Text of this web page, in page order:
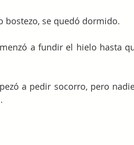
bostezo, se quedó dormido.
a fundir el hielo hasta
a pedir socorro, pero